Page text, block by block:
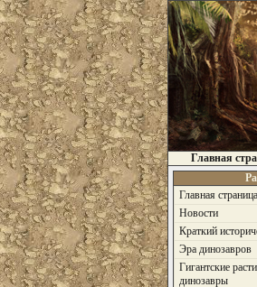
Главная
Главная страница
Новости
Краткий
Эра динозавров
Гигантские
динозавры